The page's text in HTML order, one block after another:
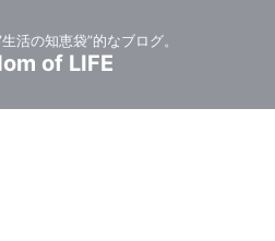
活の知恵袋”的なブログ。
of LIFE